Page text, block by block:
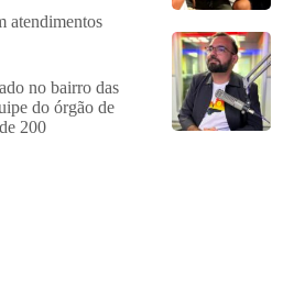
atendimentos
no bairro das
do órgão de
200